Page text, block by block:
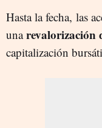
Hasta la fecha, las
unarevalorización
capitalización